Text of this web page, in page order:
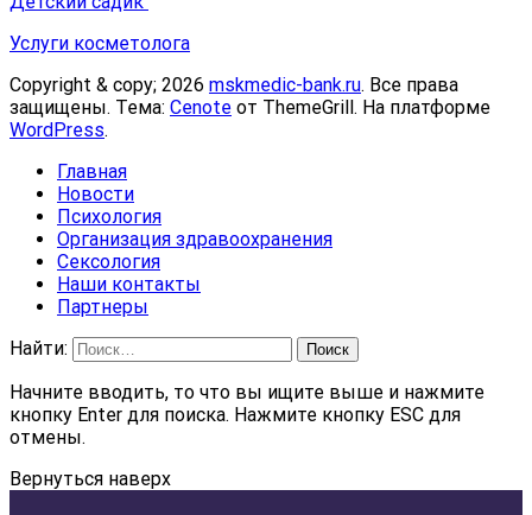
Услуги косметолога
Copyright & copy; 2026 mskmedic-bank.ru. Все права
защищены. Тема: Cenote от ThemeGrill. На платформе
WordPress.
Главная
Новости
Психология
Организация здравоохранения
Сексология
Наши контакты
Партнеры
Найти:
Начните вводить, то что вы ищите выше и нажмите
кнопку Enter для поиска. Нажмите кнопку ESC для
отмены.
Вернуться наверх